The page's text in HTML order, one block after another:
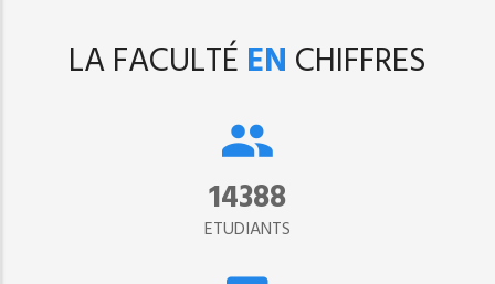
LA FACULTÉ EN CHIFFRES
15302
ETUDIANTS